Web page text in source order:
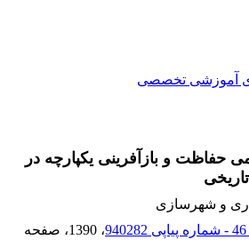
آموزشی تخصصی
حفاظت و بازآفرینی یکپارچه در
و شهرسازی
، 1390
، صفحه